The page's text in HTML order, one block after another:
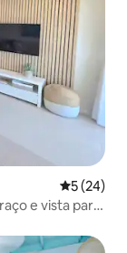
5 (24)
e vista para